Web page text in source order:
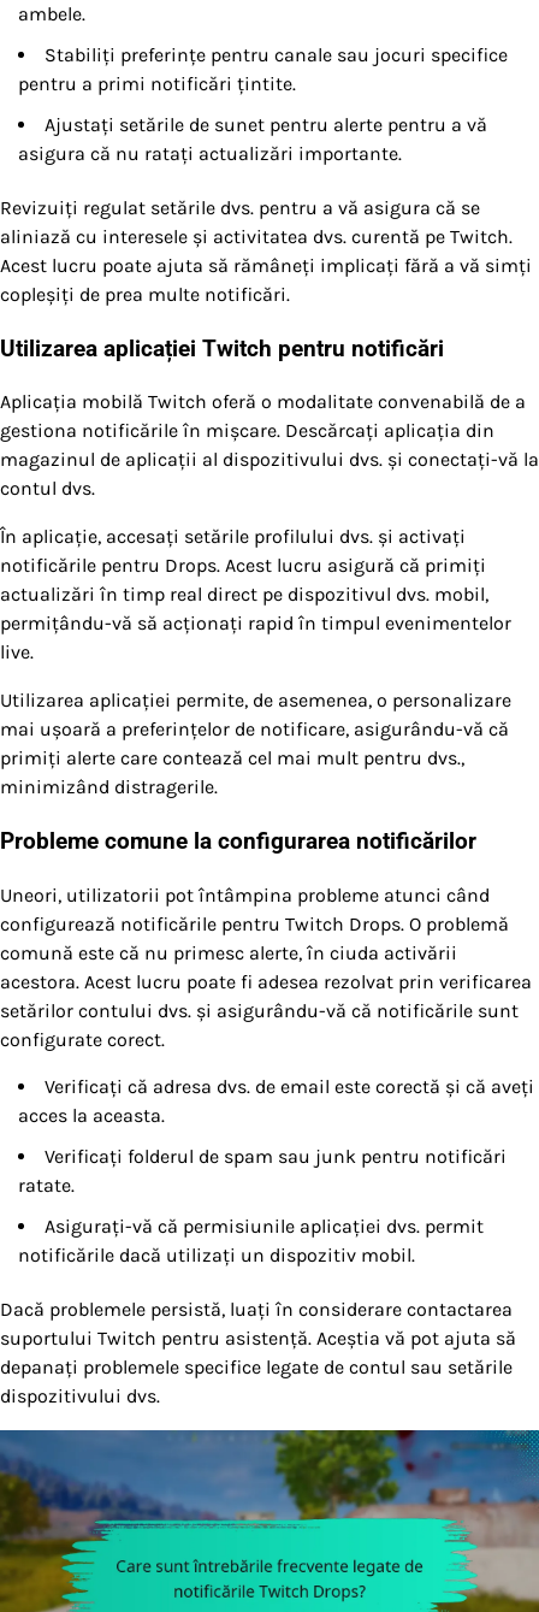
ambele.
Stabiliți preferințe pentru canale sau jocuri specifice
pentru a primi notificări țintite.
Ajustați setările de sunet pentru alerte pentru a vă
asigura că nu ratați actualizări importante.
Revizuiți regulat setările dvs. pentru a vă asigura că se
aliniază cu interesele și activitatea dvs. curentă pe Twitch.
Acest lucru poate ajuta să rămâneți implicați fără a vă simți
copleșiți de prea multe notificări.
Utilizarea aplicației Twitch pentru notificări
Aplicația mobilă Twitch oferă o modalitate convenabilă de a
gestiona notificările în mișcare. Descărcați aplicația din
magazinul de aplicații al dispozitivului dvs. și conectați-vă la
contul dvs.
În aplicație, accesați setările profilului dvs. și activați
notificările pentru Drops. Acest lucru asigură că primiți
actualizări în timp real direct pe dispozitivul dvs. mobil,
permițându-vă să acționați rapid în timpul evenimentelor
live.
Utilizarea aplicației permite, de asemenea, o personalizare
mai ușoară a preferințelor de notificare, asigurându-vă că
primiți alerte care contează cel mai mult pentru dvs.,
minimizând distragerile.
Probleme comune la configurarea notificărilor
Uneori, utilizatorii pot întâmpina probleme atunci când
configurează notificările pentru Twitch Drops. O problemă
comună este că nu primesc alerte, în ciuda activării
acestora. Acest lucru poate fi adesea rezolvat prin verificarea
setărilor contului dvs. și asigurându-vă că notificările sunt
configurate corect.
Verificați că adresa dvs. de email este corectă și că aveți
acces la aceasta.
Verificați folderul de spam sau junk pentru notificări
ratate.
Asigurați-vă că permisiunile aplicației dvs. permit
notificările dacă utilizați un dispozitiv mobil.
Dacă problemele persistă, luați în considerare contactarea
suportului Twitch pentru asistență. Aceștia vă pot ajuta să
depanați problemele specifice legate de contul sau setările
dispozitivului dvs.